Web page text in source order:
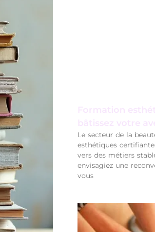
Formation
bâtissez votre
Le secteur de la
esthétiques
vers des métiers
envisagiez une
vous